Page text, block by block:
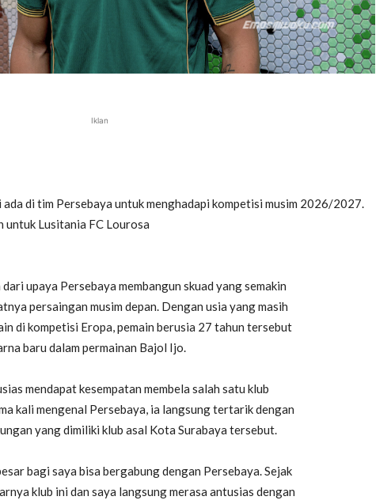
Iklan
ada di tim Persebaya untuk menghadapi kompetisi musim 2026/2027.
untuk Lusitania FC Lourosa
upaya Persebaya membangun skuad yang semakin
persaingan musim depan. Dengan usia yang masih
di kompetisi Eropa, pemain berusia 27 tahun tersebut
baru dalam permainan Bajol Ijo.
mendapat kesempatan membela salah satu klub
kali mengenal Persebaya, ia langsung tertarik dengan
yang dimiliki klub asal Kota Surabaya tersebut.
bagi saya bisa bergabung dengan Persebaya. Sejak
klub ini dan saya langsung merasa antusias dengan